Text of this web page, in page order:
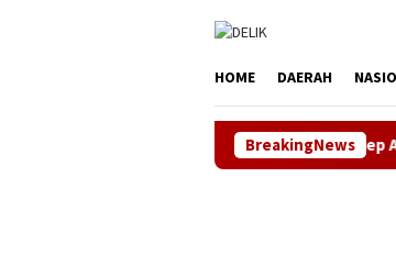
HOME DAERAH
BreakingNews
Bupati Aep Apresiasi